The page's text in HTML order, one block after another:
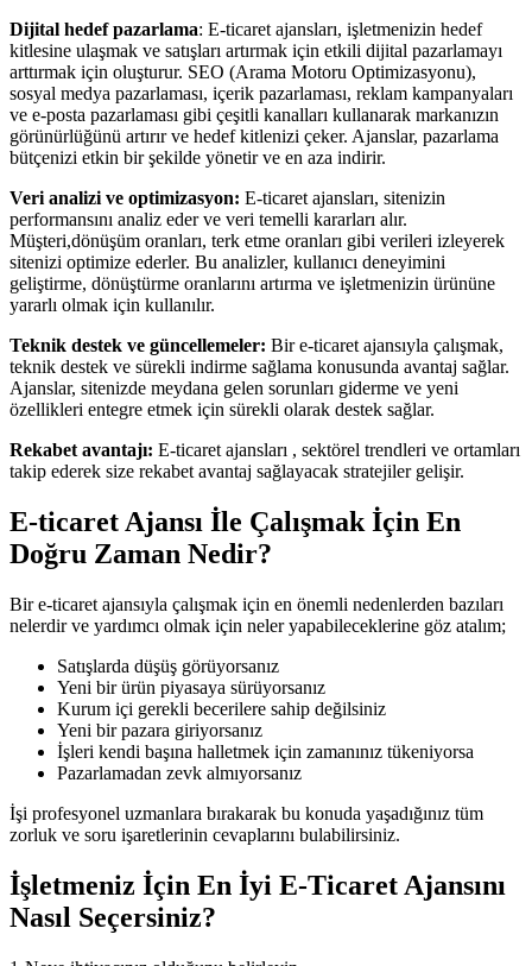
Dijital hedef pazarlama: E-ticaret ajansları, işletmenizin hedef
kitlesine ulaşmak ve satışları artırmak için etkili dijital pazarlamayı
arttırmak için oluşturur. SEO (Arama Motoru Optimizasyonu),
sosyal medya pazarlaması, içerik pazarlaması, reklam kampanyaları
ve e-posta pazarlaması gibi çeşitli kanalları kullanarak markanızın
görünürlüğünü artırır ve hedef kitlenizi çeker. Ajanslar, pazarlama
bütçenizi etkin bir şekilde yönetir ve en aza indirir.
Veri analizi ve optimizasyon: E-ticaret ajansları, sitenizin
performansını analiz eder ve veri temelli kararları alır.
Müşteri,dönüşüm oranları, terk etme oranları gibi verileri izleyerek
sitenizi optimize ederler. Bu analizler, kullanıcı deneyimini
geliştirme, dönüştürme oranlarını artırma ve işletmenizin ürününe
yararlı olmak için kullanılır.
Teknik destek ve güncellemeler: Bir e-ticaret ajansıyla çalışmak,
teknik destek ve sürekli indirme sağlama konusunda avantaj sağlar.
Ajanslar, sitenizde meydana gelen sorunları giderme ve yeni
özellikleri entegre etmek için sürekli olarak destek sağlar.
Rekabet avantajı: E-ticaret ajansları , sektörel trendleri ve ortamları
takip ederek size rekabet avantaj sağlayacak stratejiler gelişir.
E-ticaret Ajansı İle Çalışmak İçin En
Doğru Zaman Nedir?
Bir e-ticaret ajansıyla çalışmak için en önemli nedenlerden bazıları
nelerdir ve yardımcı olmak için neler yapabileceklerine göz atalım;
Satışlarda düşüş görüyorsanız
Yeni bir ürün piyasaya sürüyorsanız
Kurum içi gerekli becerilere sahip değilsiniz
Yeni bir pazara giriyorsanız
İşleri kendi başına halletmek için zamanınız tükeniyorsa
Pazarlamadan zevk almıyorsanız
İşi profesyonel uzmanlara bırakarak bu konuda yaşadığınız tüm
zorluk ve soru işaretlerinin cevaplarını bulabilirsiniz.
İşletmeniz İçin En İyi E-Ticaret Ajansını
Nasıl Seçersiniz?